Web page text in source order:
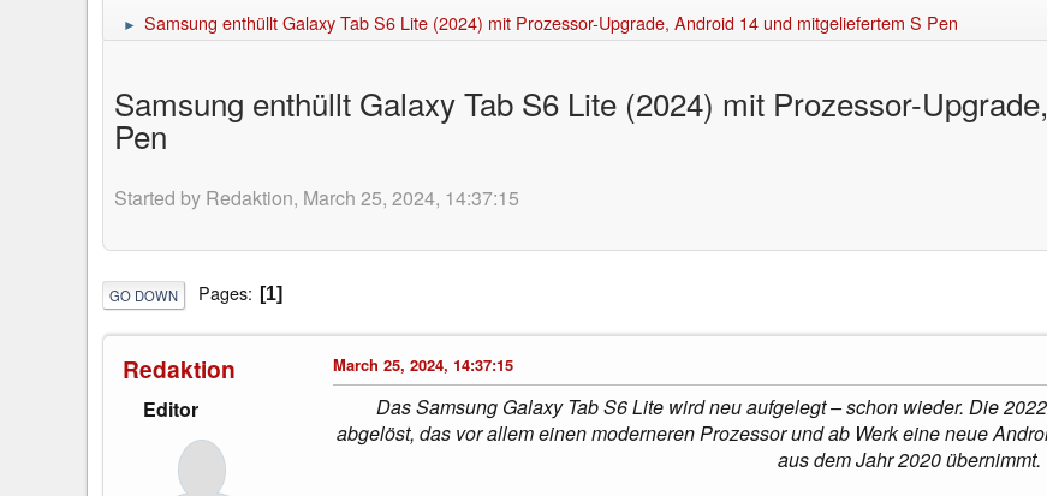
► Samsung enthüllt Galaxy Tab S6 Lite (2024) mit Prozessor-Upgrade, Android 14 und mitgeliefertem S Pen
Samsung enthüllt Galaxy Tab S6 Lite (2024) mit Prozessor-
Pen
Started by Redaktion, March 25, 2024, 14:37:15
GO DOWN Pages 1
Redaktion
Editor
March 25, 2024, 14:37:15
Das Samsung Galaxy Tab S6 Lite wird neu aufgelegt – schon wieder. Die
abgelöst, das vor allem einen moderneren Prozessor und ab Werk eine neue
aus dem Jahr 2020 übernimmt.